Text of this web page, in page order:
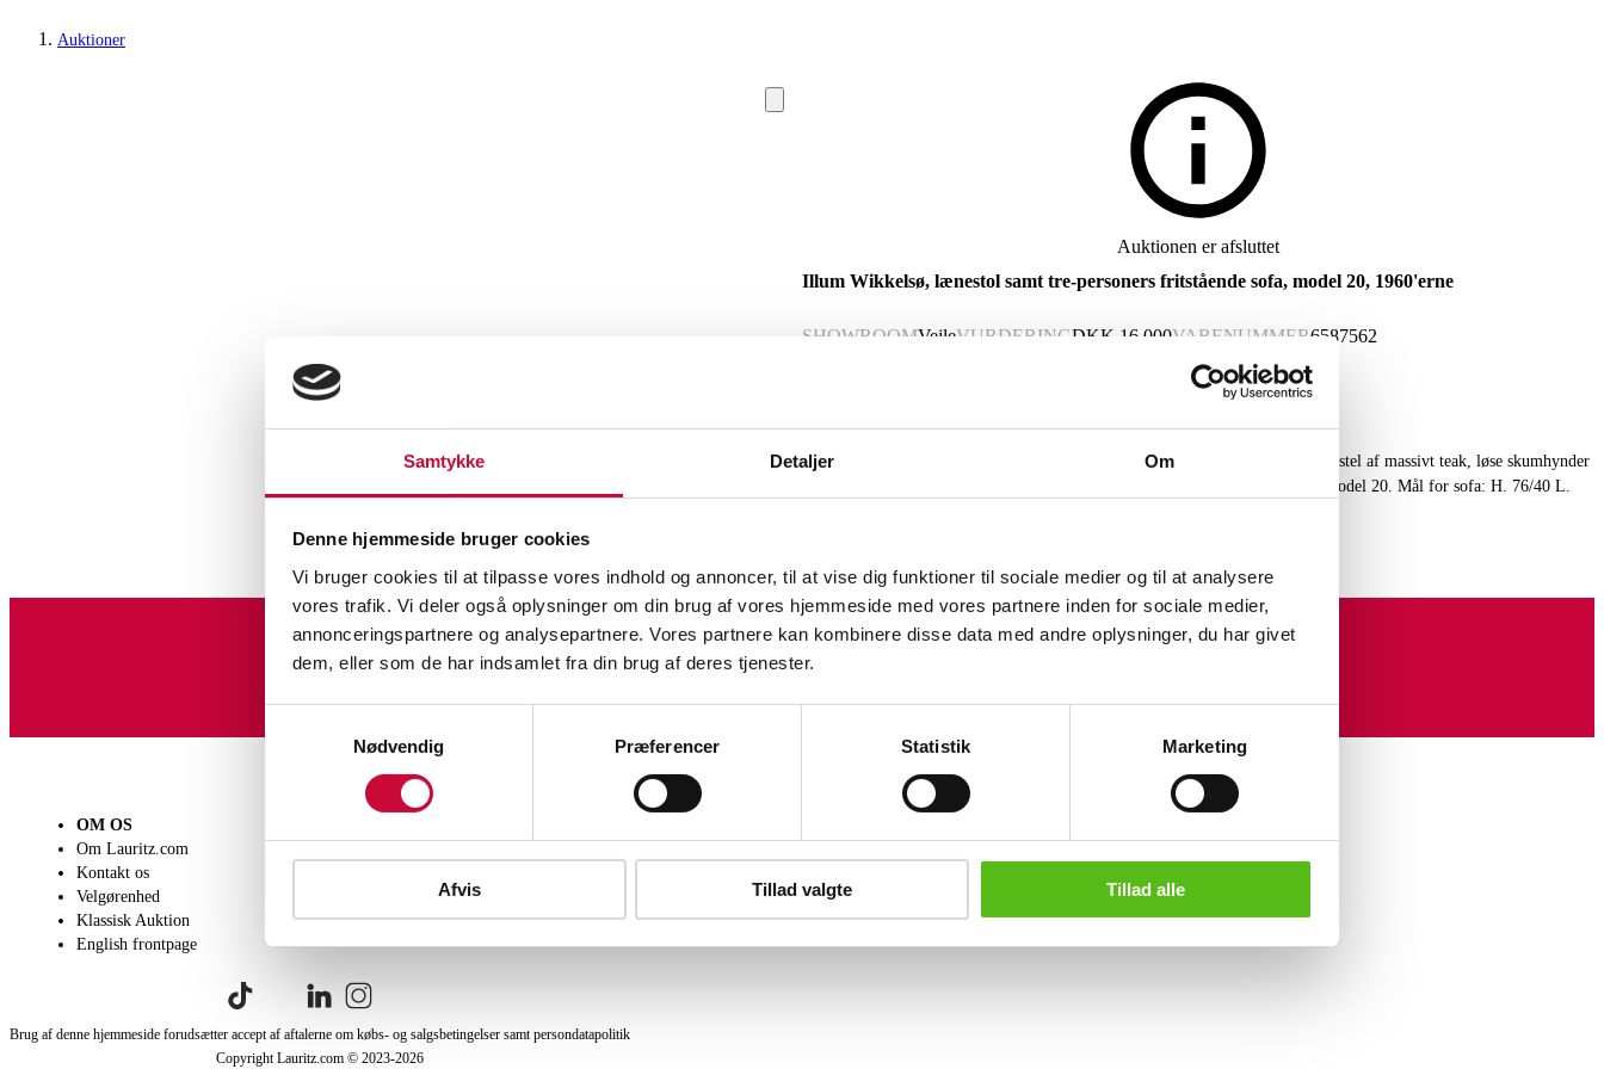
Samtykke Detaljer Om
Denne hjemmeside bruger cookies
Vi bruger cookies til at tilpasse vores indhold og annoncer, til at vise dig funktioner til sociale medier og til at analysere
vores trafik. Vi deler også oplysninger om din brug af vores hjemmeside med vores partnere inden for sociale medier,
annonceringspartnere og analysepartnere. Vores partnere kan kombinere disse data med andre oplysninger, du har givet
dem, eller som de har indsamlet fra din brug af deres tjenester.
Nødvendig
Præferencer Statistik Marketing
Afvis Tillad valgte Tillad alle
Auktioner
Auktionen er afsluttet
Illum Wikkelsø, lænestol samt tre-personers fritstående sofa, model 20, 1960'erne
SHOWROOMVejleVURDERINGDKK 16.000VARENUMMER6587562
Illum Wikkelsø (1919-1999). Lænestol samt fritstående tre-personers sofa med stel af massivt teak, løse skumhynder
betrukket med stribet uldstof. Formgivet i 1966. Fremstillet hos N. Eilersen, model 20. Mål for sofa: H. 76/40 L.
Lignende varer
Tilmeld dig vores nyhedsbrev og modtag nyheder samt tilbud direkte i din email.
OM OS
Om Lauritz.com
Kontakt os
Velgørenhed
Klassisk Auktion
English frontpage
Købsvilkår
Brug af denne hjemmeside forudsætter accept af aftalerne om købs- og salgsbetingelser samt persondatapolitik
Copyright Lauritz.com © 2023-2026